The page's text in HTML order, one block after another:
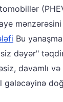
Bu
dəyər"
davamlı və
gələcəyinə